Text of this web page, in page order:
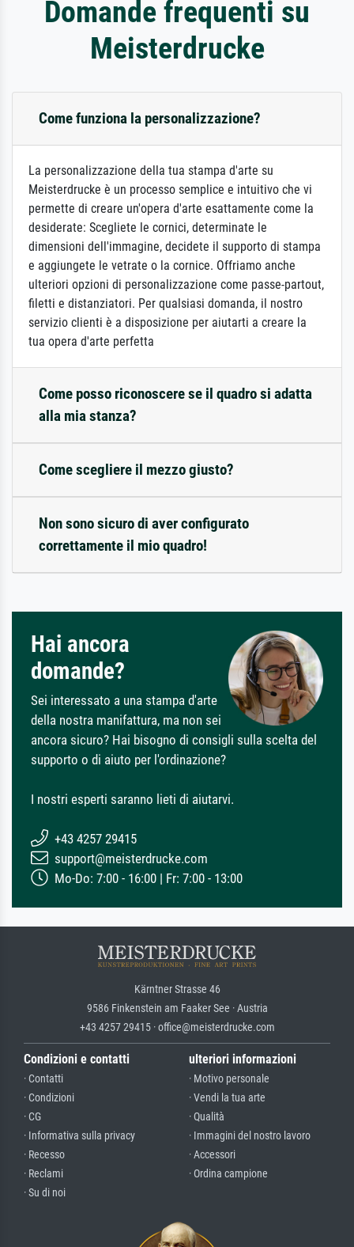
Domande frequenti su
Meisterdrucke
Come funziona la personalizzazione?
La personalizzazione della tua stampa d'arte su
Meisterdrucke è un processo semplice e intuitivo che vi
permette di creare un'opera d'arte esattamente come la
desiderate: Scegliete le cornici, determinate le
dimensioni dell'immagine, decidete il supporto di stampa
e aggiungete le vetrate o la cornice. Offriamo anche
ulteriori opzioni di personalizzazione come passe-partout,
filetti e distanziatori. Per qualsiasi domanda, il nostro
servizio clienti è a disposizione per aiutarti a creare la
tua opera d'arte perfetta
Come posso riconoscere se il quadro si adatta
alla mia stanza?
Come scegliere il mezzo giusto?
Non sono sicuro di aver configurato
correttamente il mio quadro!
Hai ancora
domande?
Sei interessato a una stampa d'arte
della nostra manifattura, ma non sei
ancora sicuro? Hai bisogno di consigli sulla scelta del
supporto o di aiuto per l'ordinazione?
I nostri esperti saranno lieti di aiutarvi.
+43 4257 29415
support@meisterdrucke.com
Mo-Do: 7:00 - 16:00 | Fr: 7:00 - 13:00
Kärntner Strasse 46
9586 Finkenstein am Faaker See · Austria
+43 4257 29415 · office@meisterdrucke.com
Condizioni e contatti
· Contatti
· Condizioni
· CG
· Informativa sulla privacy
· Recesso
· Reclami
· Su di noi
ulteriori informazioni
· Motivo personale
· Vendi la tua arte
· Qualità
· Immagini del nostro lavoro
· Accessori
· Ordina campione